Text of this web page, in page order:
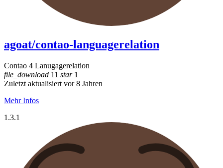
agoat/contao-languagerelation
Contao 4 Lanugagerelation
file_download 11 star1
Zuletzt aktualisiert vor 8 Jahren
Mehr Infos
1.3.1